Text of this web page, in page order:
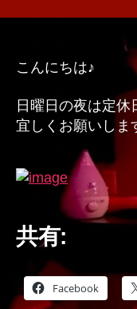
こんにちは♪
日曜日の夜は定休
宜しくお願いしま
共有:
Facebook